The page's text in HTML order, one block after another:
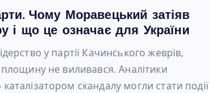
Чому Моравецький затіяв
і що це означає для України
у партії Качинського жеврів,
не виливався. Аналітики
скандалу могли стати події